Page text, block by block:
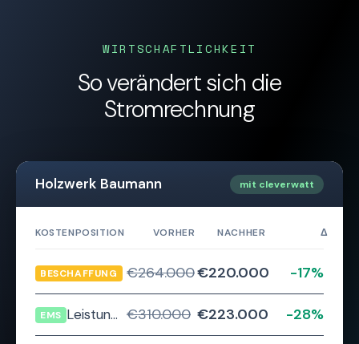
WIRTSCHAFTLICHKEIT
So verändert sich die
Stromrechnung
Holzwerk Baumann mit cleverwatt
KOSTENPOSITION VORHER NACHHER Δ
BESCHAFFUNG Arbeitspreis (Stromeinkauf)
€264.000€220.000 -17%
EMS Leistungspreis (Netzentgelt) €310.000 €223.000 -28%